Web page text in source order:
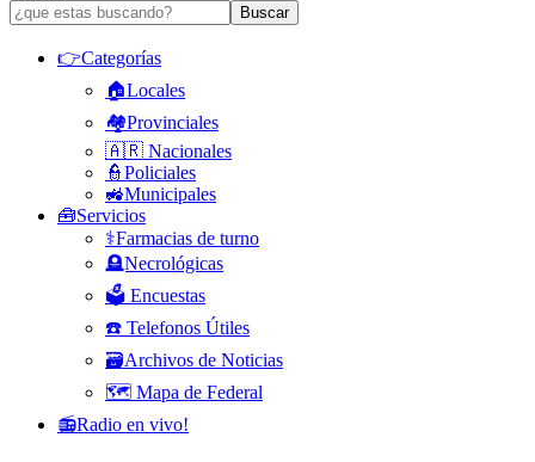
👉Categorías
🏠Locales
🏘️Provinciales
🇦🇷 Nacionales
👮Policiales
🚜Municipales
🧰Servicios
⚕️Farmacias de turno
🪦Necrológicas
🗳️ Encuestas
☎️ Telefonos Útiles
🗃️Archivos de Noticias
🗺️ Mapa de Federal
📻Radio en vivo!